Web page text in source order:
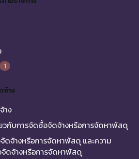
1
าง
าง
วกับการจัดซื้อจัดจ้างหรือการจัดหาพัสดุ
ดจ้างหรือการจัดหาพัสดุ และความ
ดจ้างหรือการจัดหาพัสดุ